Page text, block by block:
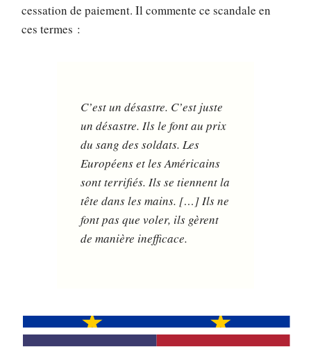
cessation de paiement. Il commente ce scandale en
ces termes :
C’est un désastre. C’est juste
un désastre. Ils le font au prix
du sang des soldats. Les
Européens et les Américains
sont terrifiés. Ils se tiennent la
tête dans les mains. […] Ils ne
font pas que voler, ils gèrent
de manière inefficace.